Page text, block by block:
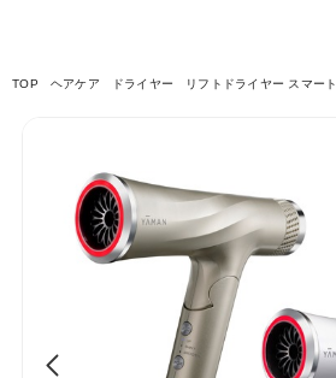
TOP ヘアケア ドライヤー リフトドライヤー スマート